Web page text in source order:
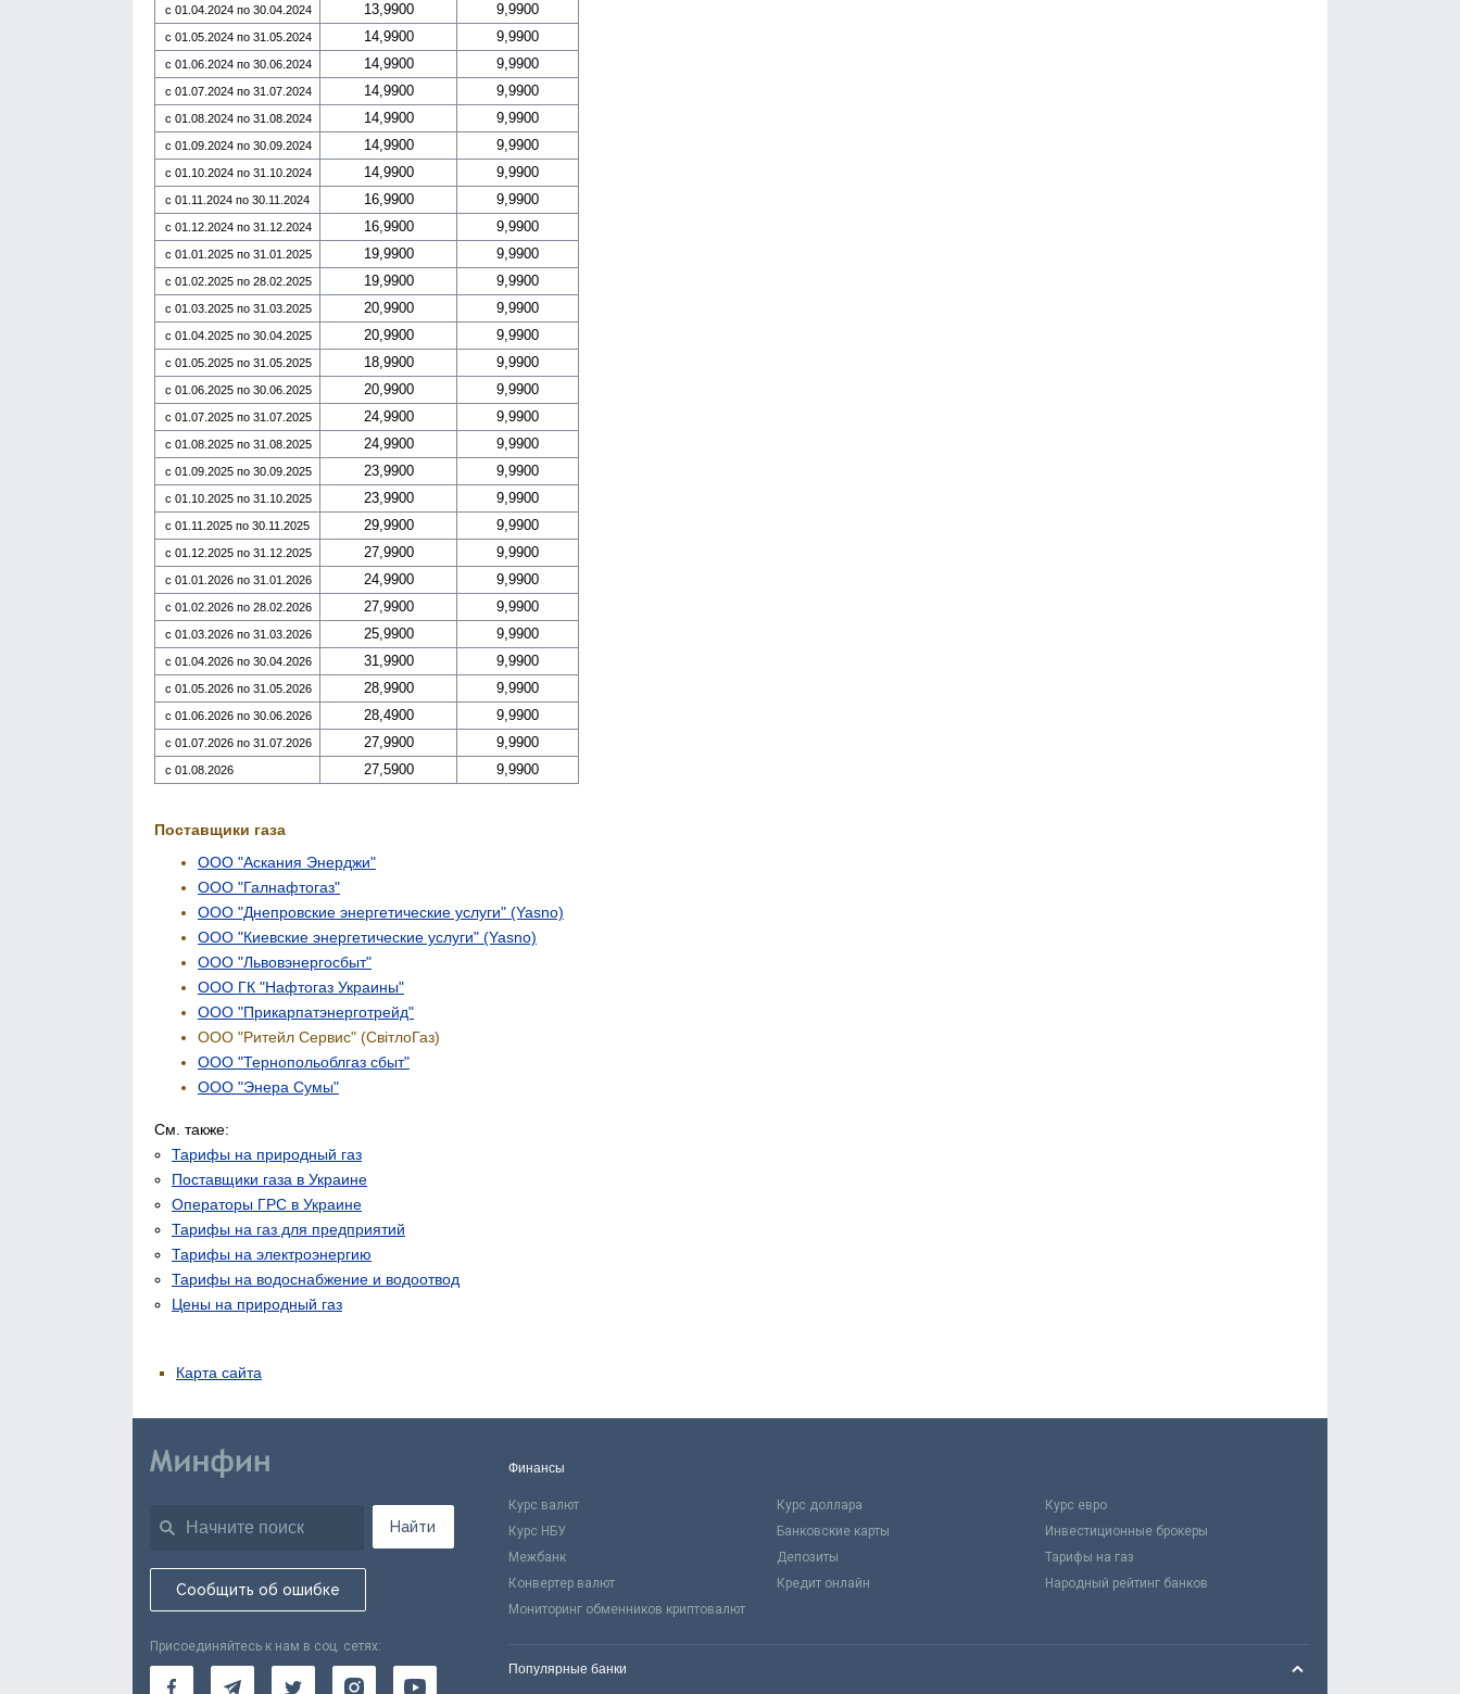
с 01.04.2024 по 30.04.2024 13,9900 9,9900
с 01.05.2024 по 31.05.2024 14,9900 9,9900
с 01.06.2024 по 30.06.2024 14,9900 9,9900
с 01.07.2024 по 31.07.2024 14,9900 9,9900
с 01.08.2024 по 31.08.2024 14,9900 9,9900
с 01.09.2024 по 30.09.2024 14,9900 9,9900
с 01.10.2024 по 31.10.2024 14,9900 9,9900
с 01.11.2024 по 30.11.2024 16,9900 9,9900
с 01.12.2024 по 31.12.2024 16,9900 9,9900
с 01.01.2025 по 31.01.2025 19,9900 9,9900
с 01.02.2025 по 28.02.2025 19,9900 9,9900
с 01.03.2025 по 31.03.2025 20,9900 9,9900
с 01.04.2025 по 30.04.2025 20,9900 9,9900
с 01.05.2025 по 31.05.2025 18,9900 9,9900
с 01.06.2025 по 30.06.2025 20,9900 9,9900
с 01.07.2025 по 31.07.2025 24,9900 9,9900
с 01.08.2025 по 31.08.2025 24,9900 9,9900
с 01.09.2025 по 30.09.2025 23,9900 9,9900
с 01.10.2025 по 31.10.2025 23,9900 9,9900
с 01.11.2025 по 30.11.2025 29,9900 9,9900
с 01.12.2025 по 31.12.2025 27,9900 9,9900
с 01.01.2026 по 31.01.2026 24,9900 9,9900
с 01.02.2026 по 28.02.2026 27,9900 9,9900
с 01.03.2026 по 31.03.2026 25,9900 9,9900
с 01.04.2026 по 30.04.2026 31,9900 9,9900
с 01.05.2026 по 31.05.2026 28,9900 9,9900
с 01.06.2026 по 30.06.2026 28,4900 9,9900
с 01.07.2026 по 31.07.2026 27,9900 9,9900
с 01.08.2026 27,5900 9,9900
Поставщики газа
ООО "Аскания Энерджи"
ООО "Галнафтогаз"
ООО "Днепровские энергетические услуги" (Yasno)
ООО "Киевские энергетические услуги" (Yasno)
ООО "Львовэнергосбыт"
ООО ГК "Нафтогаз Украины"
ООО "Прикарпатэнерготрейд"
ООО "Ритейл Сервис" (СвітлоГаз)
ООО "Тернопольоблгаз сбыт"
ООО "Энера Сумы"
См. также:
Тарифы на природный газ
Поставщики газа в Украине
Операторы ГРС в Украине
Тарифы на газ для предприятий
Тарифы на электроэнергию
Тарифы на водоснабжение и водоотвод
Цены на природный газ
Карта сайта
Найти
Сообщить об ошибке
Присоединяйтесь к нам в соц. сетях:
Финансы
Курс валют Курс доллара
Курс евро
Курс НБУ
Банковские карты
Инвестиционные брокеры
Межбанк
Депозиты
Тарифы на газ
Конвертер валют
Кредит онлайн
Народный рейтинг банков
Мониторинг обменников криптовалют
Популярные банки